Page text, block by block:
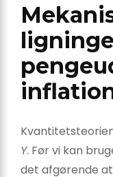
Y. Før vi kan
det afgørende